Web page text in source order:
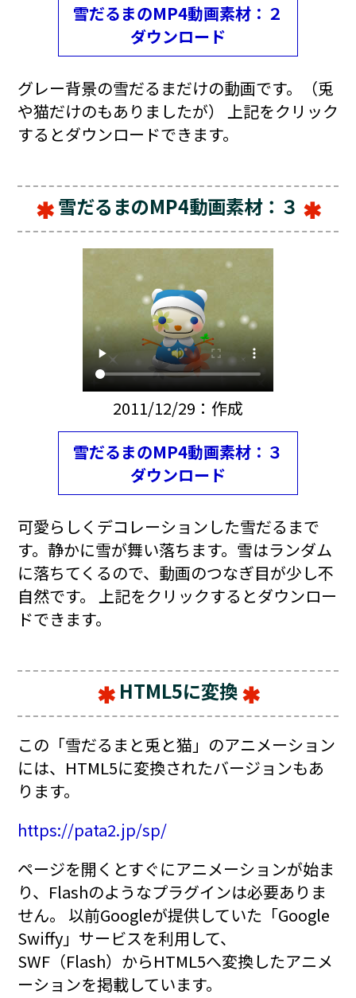
雪だるまのMP4動画素材：２
ダウンロード
グレー背景の雪だるまだけの動画です。（兎
や猫だけのもありましたが） 上記をクリック
するとダウンロードできます。
雪だるまのMP4動画素材：３
2011/12/29：作成
雪だるまのMP4動画素材：３
ダウンロード
可愛らしくデコレーションした雪だるまで
す。静かに雪が舞い落ちます。雪はランダム
に落ちてくるので、動画のつなぎ目が少し不
自然です。 上記をクリックするとダウンロー
ドできます。
HTML5に変換
この「雪だるまと兎と猫」のアニメーション
には、HTML5に変換されたバージョンもあ
ります。
https://pata2.jp/sp/
ページを開くとすぐにアニメーションが始ま
り、Flashのようなプラグインは必要ありま
せん。 以前Googleが提供していた「Google
Swiffy」サービスを利用して、
SWF（Flash）からHTML5へ変換したアニメ
ーションを掲載しています。